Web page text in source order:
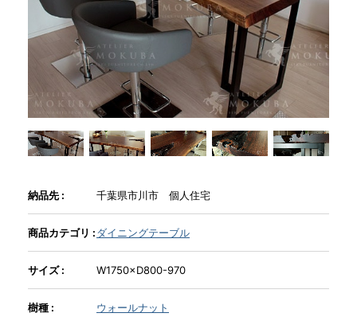
イベント
WEBカタログ
新入荷情報
納品事例
納品先 : 千葉県市川市 個人住宅
商品カテゴリ :ダイニングテーブル
サイズ : W1750×D800-970
樹種 : ウォールナット